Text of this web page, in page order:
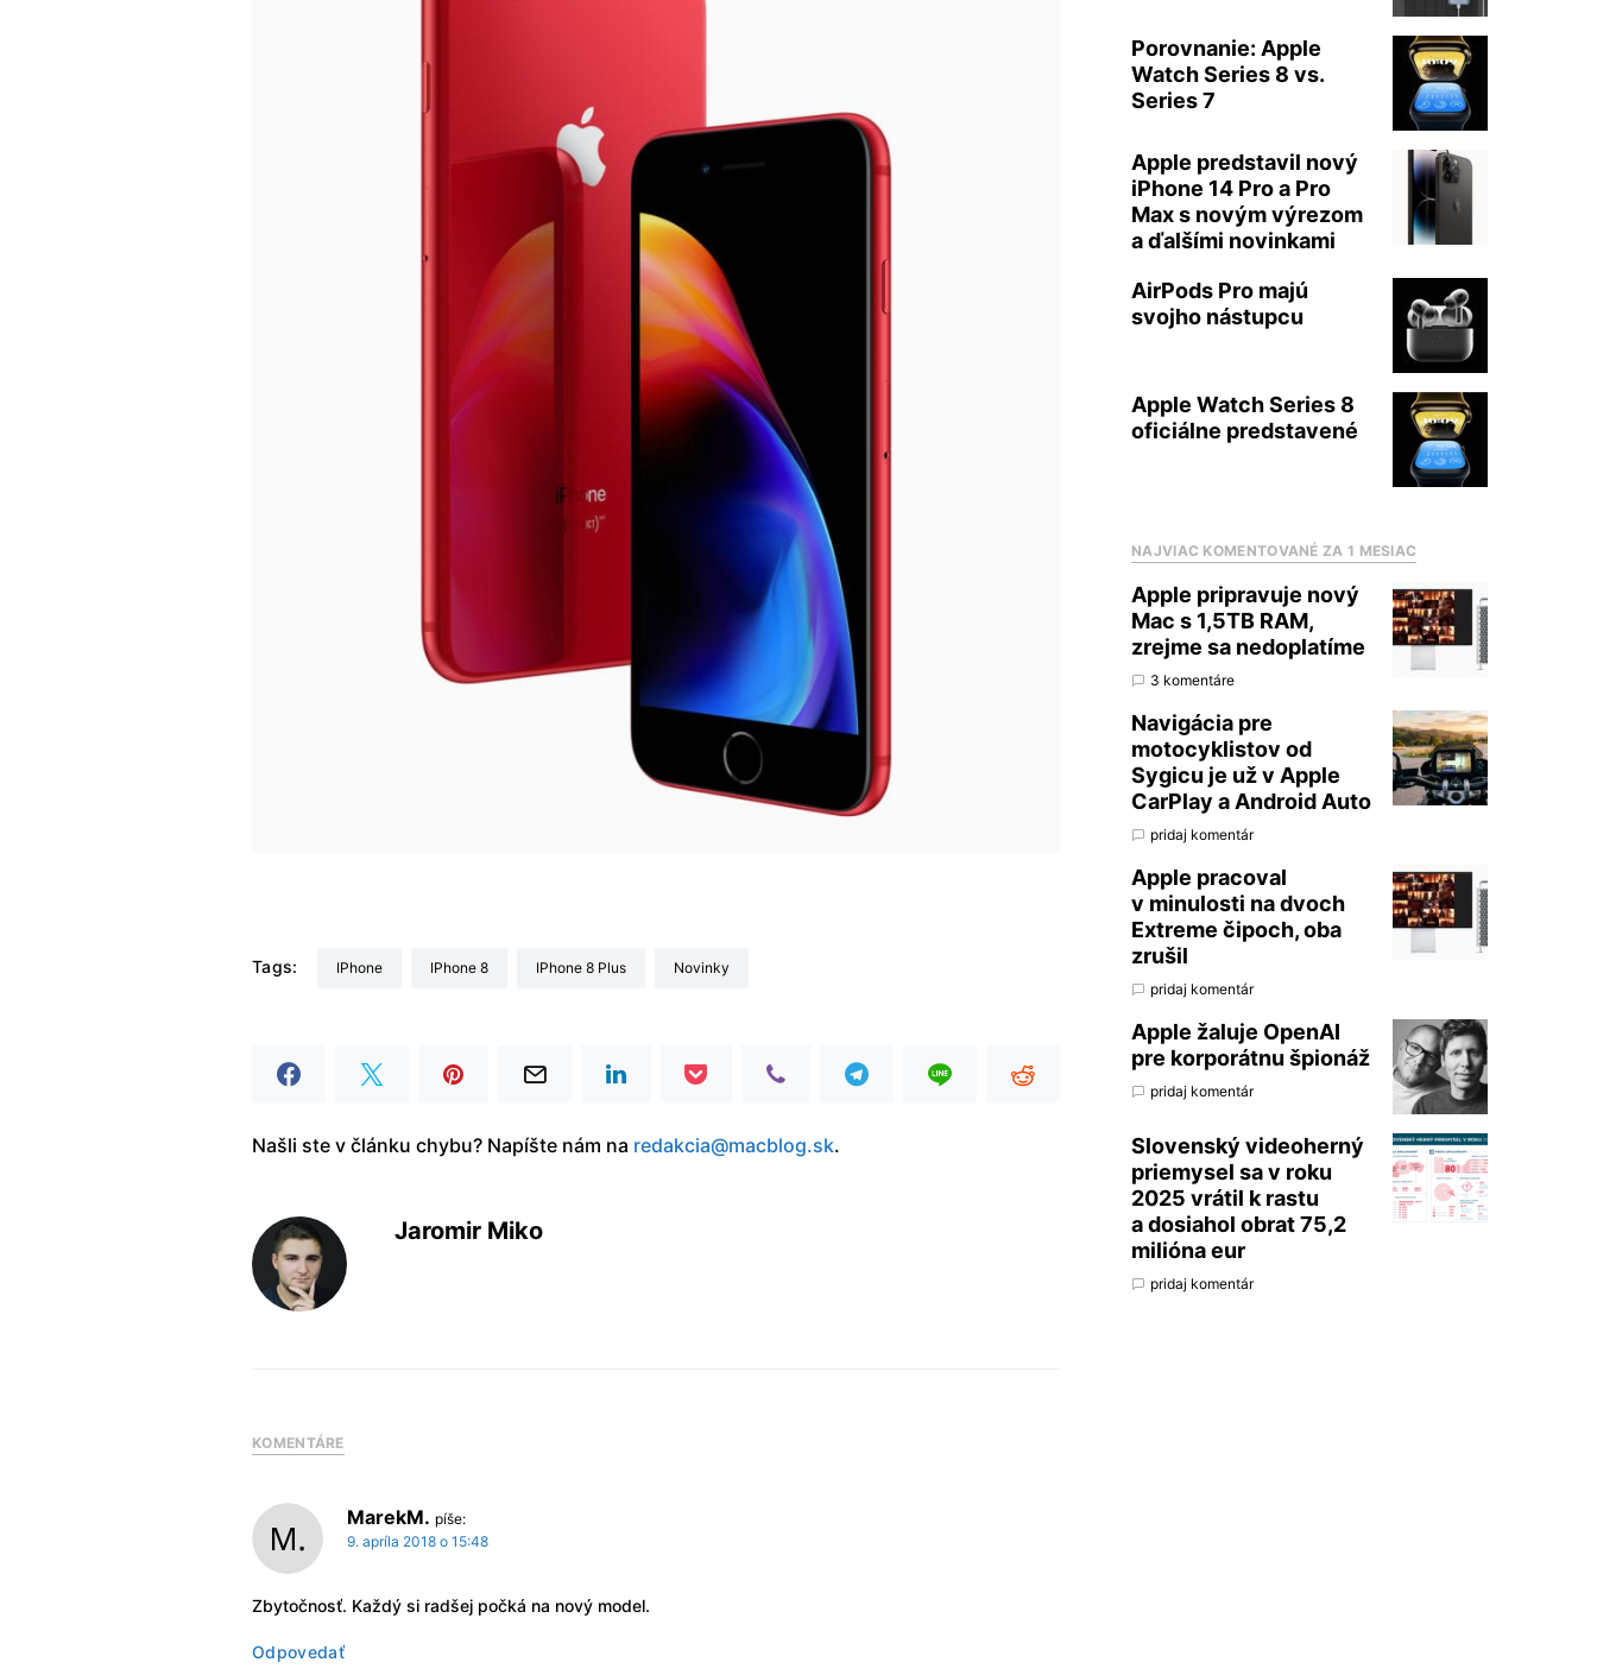
Tags: iPhone iPhone 8 iPhone 8 Plus Novinky
Našli ste v článku chybu? Napíšte nám na redakcia@macblog.sk.
Jaromir Miko
KOMENTÁRE
MarekM. píše:
9. apríla 2018 o 15:48
Zbytočnosť. Každý si radšej počká na nový model.
Odpovedať
Porovnanie: Apple
Watch Series 8 vs.
Series 7
Apple predstavil nový
iPhone 14 Pro a Pro
Max s novým výrezom
a ďalšími novinkami
AirPods Pro majú
svojho nástupcu
Apple Watch Series 8
oficiálne predstavené
NAJVIAC KOMENTOVANÉ ZA 1 MESIAC
Apple pripravuje nový
Mac s 1,5TB RAM,
zrejme sa nedoplatíme
3 komentáre
Navigácia pre
motocyklistov od
Sygicu je už v Apple
CarPlay a Android Auto
pridaj komentár
Apple pracoval
v minulosti na dvoch
Extreme čipoch, oba
zrušil
pridaj komentár
Apple žaluje OpenAI
pre korporátnu špionáž
pridaj komentár
Slovenský videoherný
priemysel sa v roku
2025 vrátil k rastu
a dosiahol obrat 75,2
milióna eur
pridaj komentár